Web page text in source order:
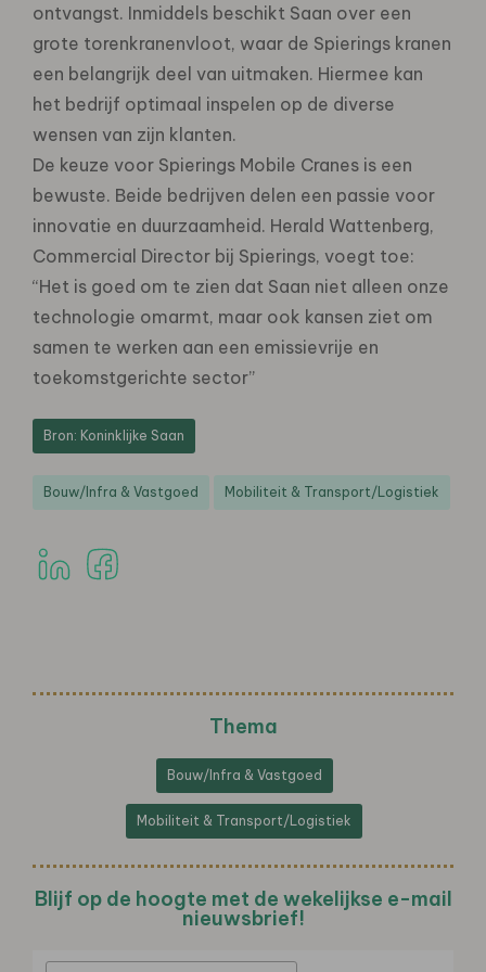
ontvangst. Inmiddels beschikt Saan over een
grote torenkranenvloot, waar de Spierings kranen
een belangrijk deel van uitmaken. Hiermee kan
het bedrijf optimaal inspelen op de diverse
wensen van zijn klanten.
De keuze voor Spierings Mobile Cranes is een
bewuste. Beide bedrijven delen een passie voor
innovatie en duurzaamheid. Herald Wattenberg,
Commercial Director bij Spierings, voegt toe:
“Het is goed om te zien dat Saan niet alleen onze
technologie omarmt, maar ook kansen ziet om
samen te werken aan een emissievrije en
toekomstgerichte sector”
Bron: Koninklijke Saan
Bouw/Infra & Vastgoed Mobiliteit & Transport/Logistiek
Thema
Bouw/Infra & Vastgoed
Mobiliteit & Transport/Logistiek
Blijf op de hoogte met de wekelijkse e-mail
nieuwsbrief!